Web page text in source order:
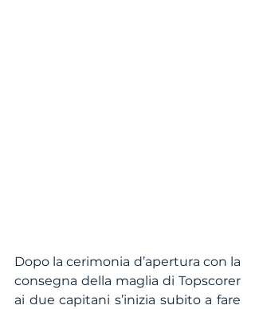
Dopo la cerimonia d’apertura con la
consegna della maglia di Topscorer
ai due capitani s’inizia subito a fare